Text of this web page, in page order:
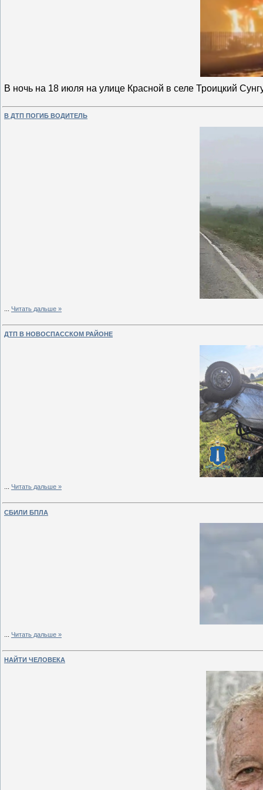
В ночь на 18 июля на улице Красной в селе Троицкий
В ДТП ПОГИБ ВОДИТЕЛЬ
Читать дальше »
ДТП В НОВОСПАССКОМ РАЙОНЕ
Читать дальше »
СБИЛИ БПЛА
Читать дальше »
НАЙТИ ЧЕЛОВЕКА